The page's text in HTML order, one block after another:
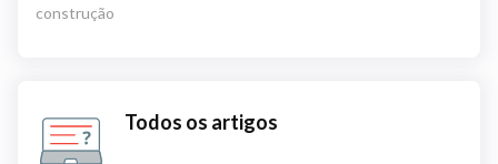
construção
Todos os artigos